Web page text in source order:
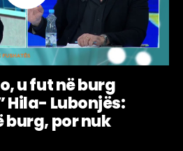
u fut në burg
Hila- Lubonjës:
burg, por nuk